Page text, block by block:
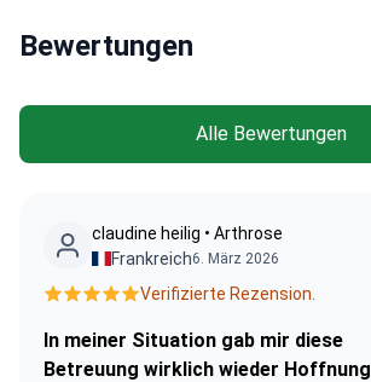
Bewertungen
Alle Bewertungen
claudine heilig • Arthrose
Frankreich6. März 2026
Verifizierte Rezension.
In meiner Situation gab mir diese
Betreuung wirklich wieder Hoffnung